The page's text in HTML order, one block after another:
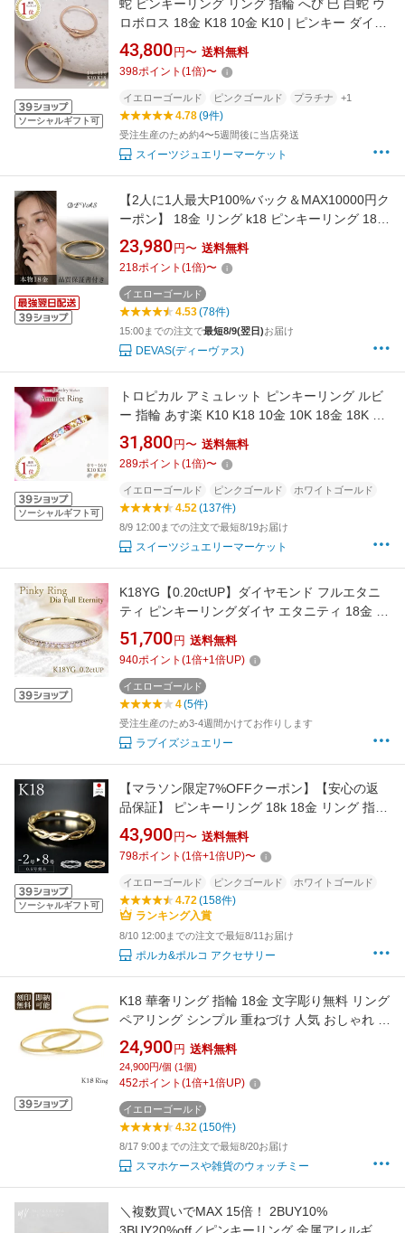
ソーシャルギフト可
蛇 ピンキーリング リング 指輪 へび 巳 白蛇 ウ
ロボロス 18金 K18 10金 K10 | ピンキー ダイヤ
モンド ダイヤ ルビー サファイア 厄除け お守り
年女 巳年 開運 レディース 女性 プレゼント ギ
フト ホワイトゴールド ピンクゴールド 誕生日
記念日 アレルギー対応 金アレ
43,800 円〜 送料無料
398ポイント (1倍)〜
イエローゴールド ピンクゴールド プラチナ +1
4.78(9件)
受注生産のため約4〜5週間後に当店発送
スイーツジュエリーマーケット
【2人に1人最大P100%バック＆MAX10000円ク
ーポン】 18金 リング k18 ピンキーリング 18k
レディース 指輪 シンプル ゴールド 2連 角線 角
線 凹凸 k18リング ピンキー 18リング 18 金 華
奢 18金指輪 極細 地金 0号 1号 2号 3号 4号 5号
6号 7号 8号 9号 10号 11号
23,980 円〜 送料無料
218ポイント (1倍)〜
イエローゴールド
4.53(78件)
15:00までの注文で最短8/9(翌日)お届け
DEVAS(ディーヴァス)
ソーシャルギフト可
トロピカル アミュレット ピンキーリング ルビ
ー 指輪 あす楽 K10 K18 10金 10K 18金 18K プ
ラチナ | サファイア ピンキー リング 女性 レデ
ィース 厄除け 厄年 お守り 誕生日 記念日 プレ
ゼント ギフト ピンクゴールド 細い 細め 小指 0
号 1号 金属アレルギー 安心 対応
31,800 円〜 送料無料
289ポイント (1倍)〜
イエローゴールド ピンクゴールド ホワイトゴールド
4.52(137件)
8/9 12:00までの注文で最短8/19お届け
スイーツジュエリーマーケット
K18YG【0.20ctUP】ダイヤモンド フルエタニ
ティ ピンキーリングダイヤ エタニティ 18金 ゴ
ールド 品質保証書 レディース ジュエリー ギフ
ト 贈り物 可愛い おしゃれ 裏抜きなし 無垢 指
輪 繊細 細い 細め 小指 細身 シンプル 大人気 リ
ング
51,700 円 送料無料
940ポイント (1倍+1倍UP)
イエローゴールド
4(5件)
受注生産のため3-4週間かけてお作りします
ラブイズジュエリー
ソーシャルギフト可
【マラソン限定7%OFFクーポン】【安心の返
品保証】 ピンキーリング 18k 18金 リング 指輪
レディース k18 ゴールド k18リング 18kリング
18金リング 日本製 小指 [イスキア]
43,900 円〜 送料無料
798ポイント (1倍+1倍UP)〜
イエローゴールド ピンクゴールド ホワイトゴールド
4.72(158件)
ランキング入賞
8/10 12:00までの注文で最短8/11お届け
ポルカ&ポルコ アクセサリー
K18 華奢リング 指輪 18金 文字彫り無料 リング
ペアリング シンプル 重ねづけ 人気 おしゃれ 可
愛い 男女 普段使い 細い メッセージ レディース
日本製 ピンキーリング 18k k18リング ゴールド
甲丸 マット 極細【楽ギフ_名入れ】
24,900 円 送料無料
24,900円/個 (1個)
452ポイント (1倍+1倍UP)
イエローゴールド
4.32(150件)
8/17 9:00までの注文で最短8/20お届け
スマホケースや雑貨のウォッチミー
＼複数買いでMAX 15倍！ 2BUY10%